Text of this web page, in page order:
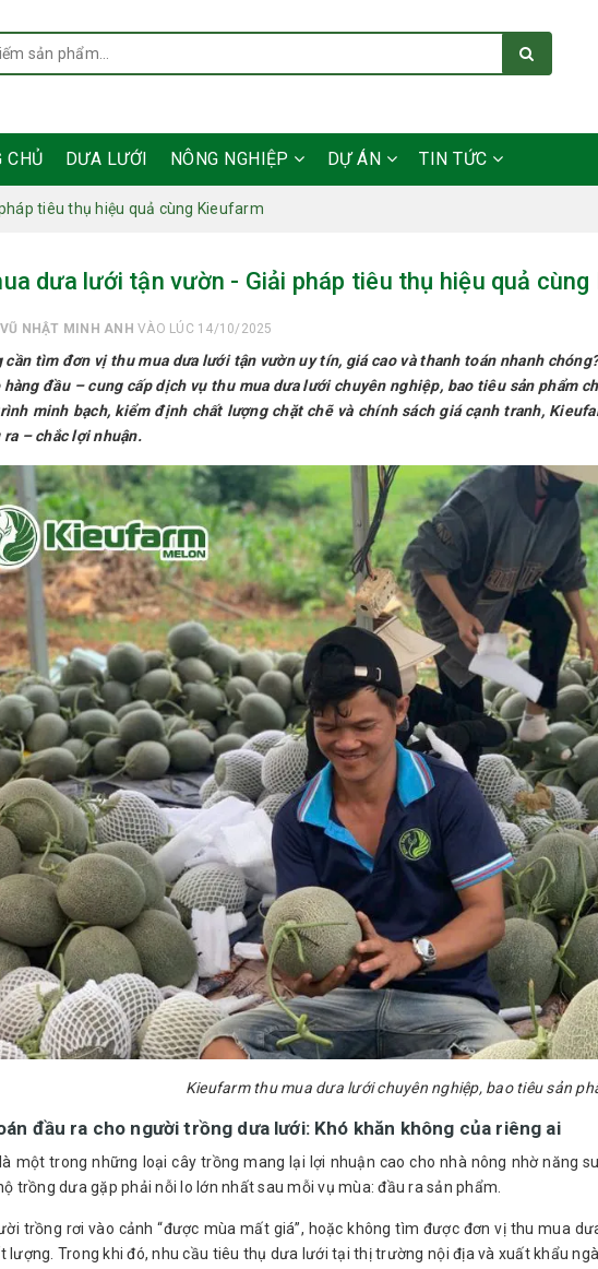
CHỦ DƯA LƯỚI NÔNG NGHIỆP DỰ ÁN TIN TỨC
tiêu thụ hiệu quả cùng Kieufarm
dưa lưới tận vườn - Giải pháp tiêu thụ hiệu quả
VŨ NHẬT MINH ANH VÀO LÚC 14/10/2025
cần tìm đơn vị thu mua dưa lưới tận vườn uy tín, giá cao và thanh toán nhanh
hàng đầu – cung cấp dịch vụ thu mua dưa lưới chuyên nghiệp, bao tiêu sản phẩm
minh bạch, kiểm định chất lượng chặt chẽ và chính sách giá cạnh tranh,
ra – chắc lợi nhuận.
Kieufarm thu mua dưa lưới chuyên nghiệp, bao tiêu sản
đầu ra cho người trồng dưa lưới: Khó khăn không của riêng ai
một trong những loại cây trồng mang lại lợi nhuận cao cho nhà nông nhờ năng
trồng dưa gặp phải nỗi lo lớn nhất sau mỗi vụ mùa: đầu ra sản phẩm.
trồng rơi vào cảnh “được mùa mất giá”, hoặc không tìm được đơn vị thu mua
lượng. Trong khi đó, nhu cầu tiêu thụ dưa lưới tại thị trường nội địa và xuất khẩu